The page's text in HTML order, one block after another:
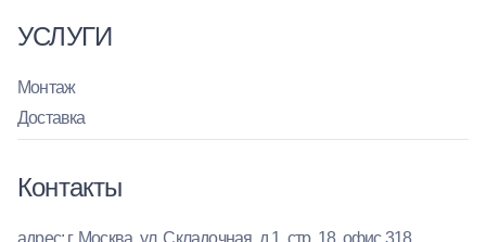
УСЛУГИ
Монтаж
Доставка
Контакты